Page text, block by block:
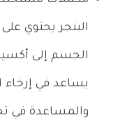
البنجر يحتوي
الجسم إلى أكسيد
يساعد في إرخاء
والمساعدة في